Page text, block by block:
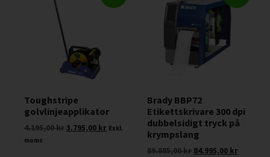
Toughstripe
golvlinjeapplikator
4.195,00kr3.795,00 kr Exkl.
moms
Brady BBP72
Etikettskrivare 300 dpi
dubbelsidigt tryck på
krympslang
89.885,00kr 84.995,00 kr